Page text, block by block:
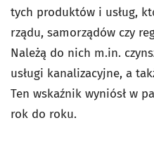
tych produktów i usług,
rządu, samorządów czy
Należą do nich m.in.
usługi kanalizacyjne, a
Ten wskaźnik wyniósł w
rok do roku.